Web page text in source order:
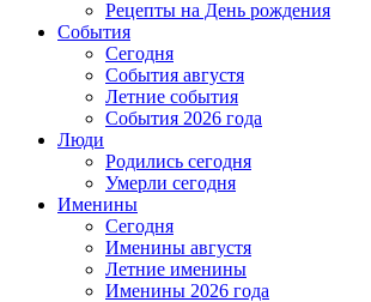
Рецепты на День рождения
События
Cегодня
События августя
Летние события
События 2026 года
Люди
Родились сегодня
Умерли сегодня
Именины
Cегодня
Именины августя
Летние именины
Именины 2026 года